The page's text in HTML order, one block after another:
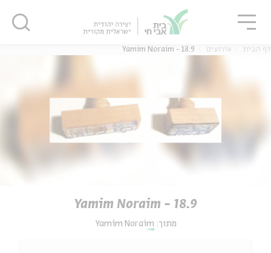
דף הבית אירועים Yamim Noraim - 18.9
Yamim Noraim - 18.9
מתוך: Yamim Noraim
סגור